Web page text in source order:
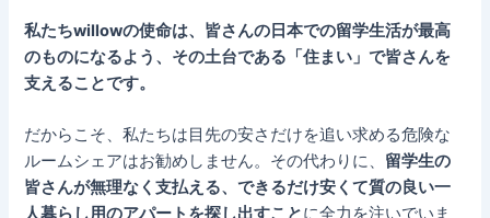
私たちwillowの使命は、皆さんの日本での留学生活が最高
のものになるよう、その土台である「住まい」で皆さんを
支えることです。
だからこそ、私たちは目先の安さだけを追い求める危険な
ルームシェアはお勧めしません。その代わりに、 留学生の
皆さんが無理なく支払える、できるだけ安くて質の良い一
人暮らし用のアパートを探し出すことに全力を注いでいま